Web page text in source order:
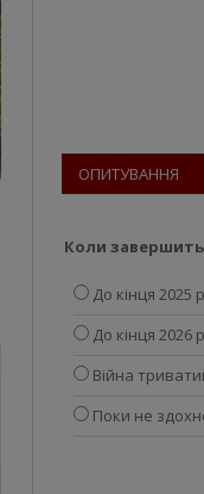
ОПИТУВАННЯ
Коли
До кінця 2025
До кінця 2026
Війна
Поки не